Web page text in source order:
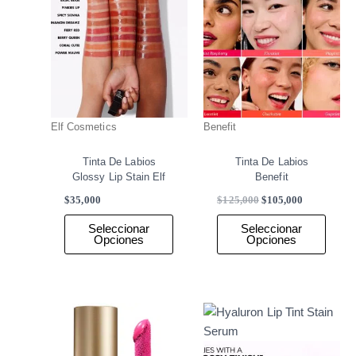
Elf Cosmetics
Tinta De Labios
Glossy Lip Stain Elf
$35,000
Seleccionar
Opciones
producto
Benefit
Tinta De Labios
Benefit
$125,000 $105,000
Seleccionar
Opciones
de
producto
Este